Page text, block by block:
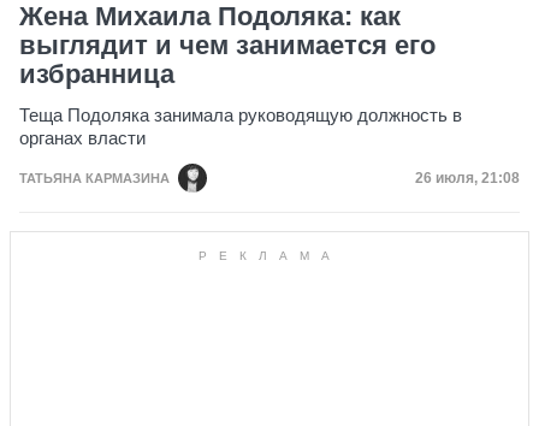
Жена Михаила Подоляка: как
выглядит и чем занимается его
избранница
Теща Подоляка занимала руководящую должность в
органах власти
ТАТЬЯНА КАРМАЗИНА Дата
26 июля, 21:08